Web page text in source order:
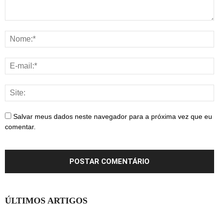
Salvar meus dados neste navegador para a próxima vez que eu
comentar.
ÚLTIMOS ARTIGOS